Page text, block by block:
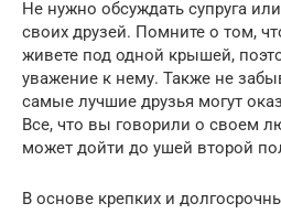
Не нужно обсуждать супруга
своих друзей. Помните о том,
живете под одной крышей,
уважение к нему. Также не
самые лучшие друзья могут
Все, что вы говорили о своем
может дойти до ушей второй
В основе крепких и